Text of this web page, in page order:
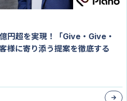
円超を実現！「Give・Give・
様に寄り添う提案を徹底する